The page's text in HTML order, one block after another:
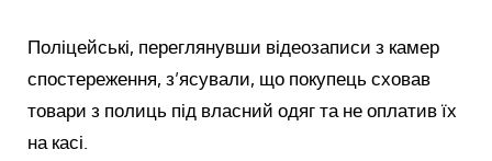
Поліцейські, переглянувши відеозаписи з камер
спостереження, з’ясували, що покупець сховав
товари з полиць під власний одяг та не оплатив їх
на касі.